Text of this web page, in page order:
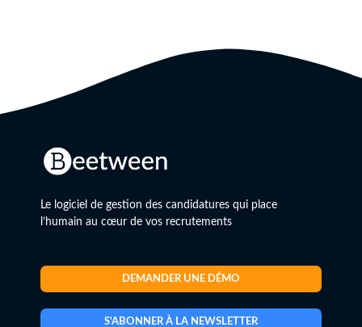
Le logiciel de gestion des candidatures qui place
l’humain au cœur de vos recrutements
DEMANDER UNE DÉMO
S'ABONNER À LA NEWSLETTER